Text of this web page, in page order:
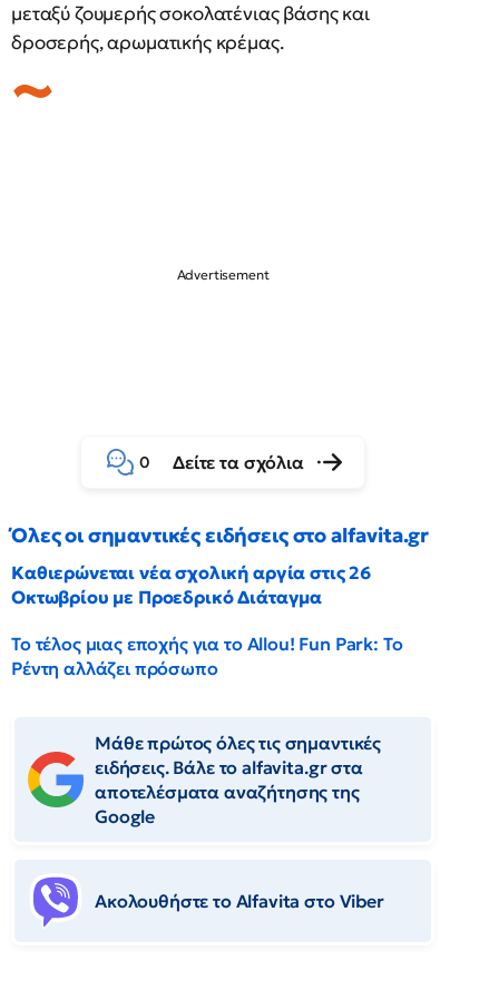
μεταξύ ζουμερής σοκολατένιας βάσης και
δροσερής, αρωματικής κρέμας.
0 Δείτε τα σχόλια
Όλες οι σημαντικές ειδήσεις στο alfavita.gr
Καθιερώνεται νέα σχολική αργία στις 26
Οκτωβρίου με Προεδρικό Διάταγμα
Το τέλος μιας εποχής για το Allou! Fun Park: Το
Ρέντη αλλάζει πρόσωπο
Μάθε πρώτος όλες τις σημαντικές
ειδήσεις. Βάλε το alfavita.gr στα
αποτελέσματα αναζήτησης της
Google
Ακολουθήστε το Αlfavita στο Viber